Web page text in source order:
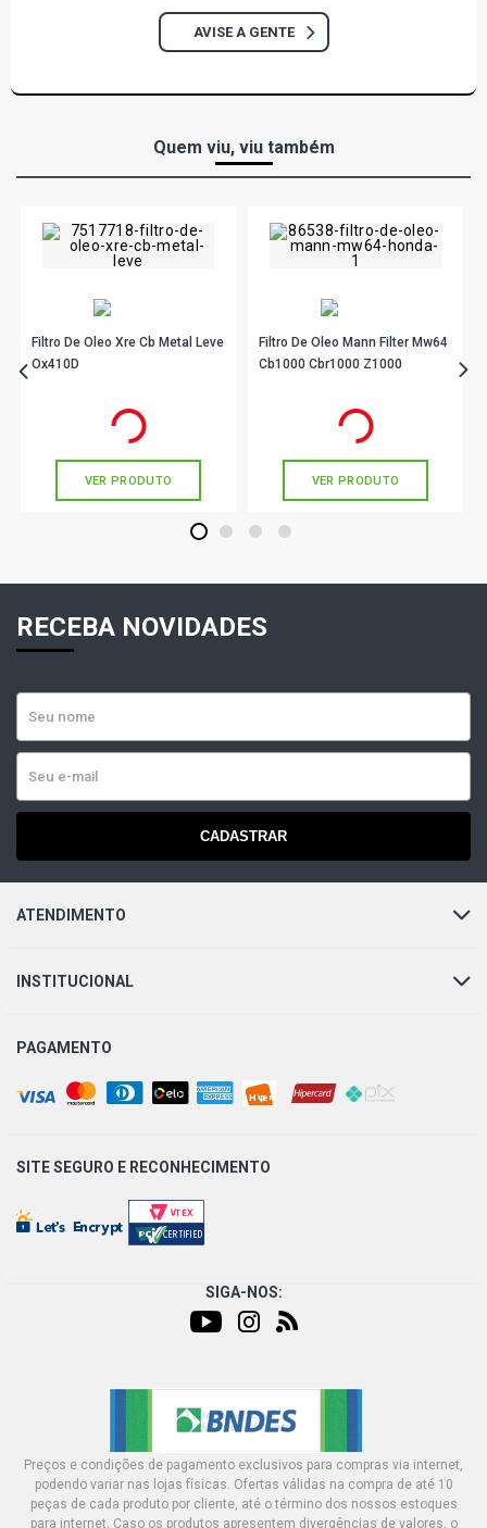
AVISE A GENTE
Quem viu, viu também
Filtro De Oleo Xre Cb Metal Leve
Ox410D
em até 1x de
VER PRODUTO
Filtro De Oleo Mann Filter Mw64
Cb1000 Cbr1000 Z1000
em até 1x de
VER PRODUTO
1 2 3 4
RECEBA NOVIDADES
CADASTRAR
ATENDIMENTO
INSTITUCIONAL
PAGAMENTO
SITE SEGURO E RECONHECIMENTO
SIGA-NOS:
Preços e condições de pagamento exclusivos para compras via internet,
podendo variar nas lojas físicas. Ofertas válidas na compra de até 10
peças de cada produto por cliente, até o término dos nossos estoques
para internet. Caso os produtos apresentem divergências de valores, o